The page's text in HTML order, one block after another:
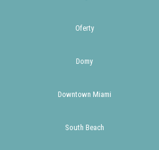
Oferty
Domy
Downtown Miami
South Beach